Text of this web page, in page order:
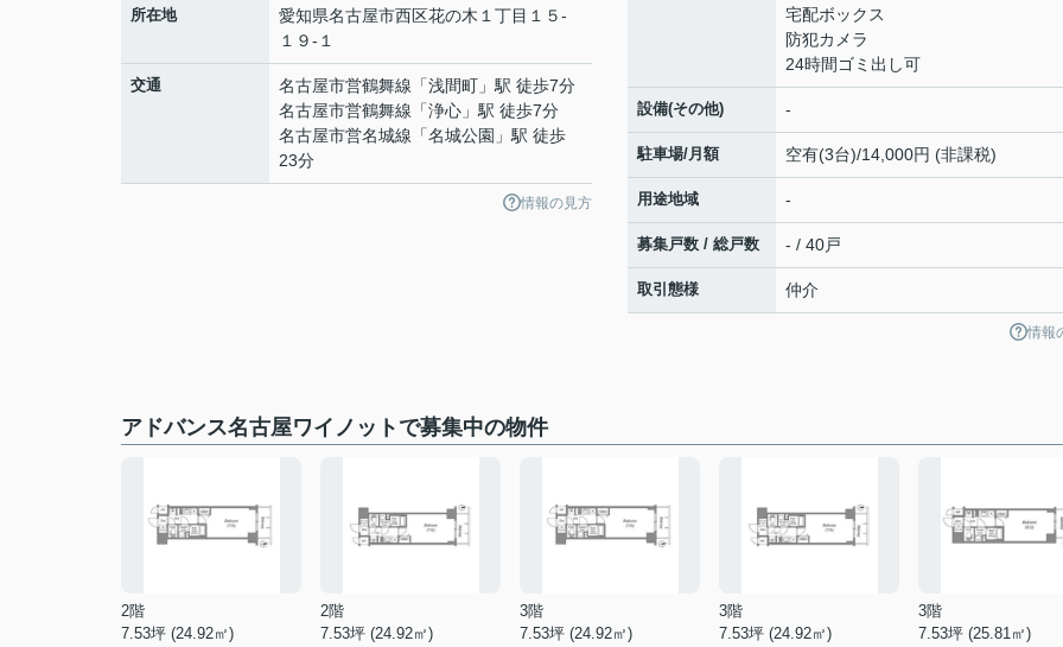
所在地 愛知県名古屋市西区花の木 １丁目１５-
１９-１
交通 名古屋市営鶴舞線 「浅間町 」駅 徒歩7分
名古屋市営鶴舞線 「浄心 」駅 徒歩7分
名古屋市営名城線 「名城公園 」駅 徒歩
23分
情報の見方
宅配ボックス
防犯カメラ
24時間ゴミ出し可
設備(その他) -
駐車場/月額 空有(3台)/14,000円 (非課税)
用途地域 -
募集戸数 / 総戸数 - / 40戸
取引態様 仲介
情報
アドバンス名古屋ワイノットで募集中の物件
2階
7.53坪 (24.92㎡)
2階
7.53坪 (24.92㎡)
3階
7.53坪 (24.92㎡)
3階
7.53坪 (24.92㎡)
3階
7.53坪 (25.81㎡)